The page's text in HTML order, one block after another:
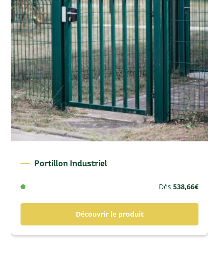
Portillon Industriel
Dès 538,66€
Découvrir le produit